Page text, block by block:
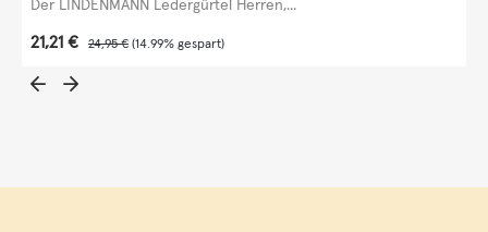
Der LINDENMANN Ledergürtel Herren,...
Verkaufspreis:
21,21 € Regulärer Preis:
24,95 € (14.99% gespart)